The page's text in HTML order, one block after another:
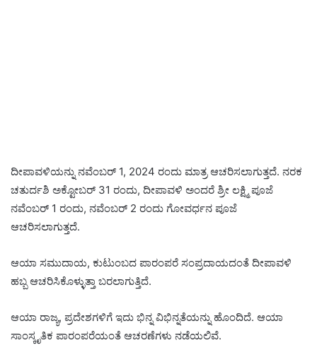
ದೀಪಾವಳಿಯನ್ನು ನವೆಂಬರ್ 1, 2024 ರಂದು ಮಾತ್ರ ಆಚರಿಸಲಾಗುತ್ತದೆ. ನರಕ
ಚತುರ್ದಶಿ ಅಕ್ಟೋಬರ್ 31 ರಂದು, ದೀಪಾವಳಿ ಅಂದರೆ ಶ್ರೀ ಲಕ್ಷ್ಮಿ ಪೂಜೆ
ನವೆಂಬರ್ 1 ರಂದು, ನವೆಂಬರ್ 2 ರಂದು ಗೋವರ್ಧನ ಪೂಜೆ
ಆಚರಿಸಲಾಗುತ್ತದೆ.
ಆಯಾ ಸಮುದಾಯ, ಕುಟುಂಬದ ಪಾರಂಪರೆ ಸಂಪ್ರದಾಯದಂತೆ ದೀಪಾವಳಿ
ಹಬ್ಬ ಆಚರಿಸಿಕೊಳ್ಳುತ್ತಾ ಬರಲಾಗುತ್ತಿದೆ.
ಆಯಾ ರಾಜ್ಯ, ಪ್ರದೇಶಗಳಿಗೆ ಇದು ಭಿನ್ನ ವಿಭಿನ್ನತೆಯನ್ನು ಹೊಂದಿದೆ. ಆಯಾ
ಸಾಂಸ್ಕೃತಿಕ ಪಾರಂಪರೆಯಂತೆ ಆಚರಣೆಗಳು ನಡೆಯಲಿವೆ.